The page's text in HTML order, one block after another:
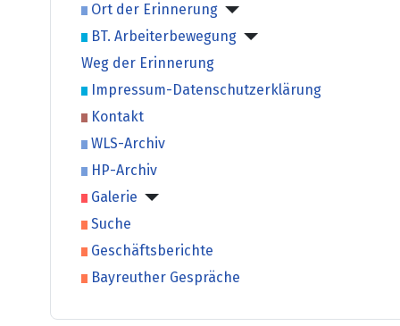
Ort der Erinnerung
BT. Arbeiterbewegung
Weg der Erinnerung
Impressum-Datenschutzerklärung
Kontakt
WLS-Archiv
HP-Archiv
Galerie
Suche
Geschäftsberichte
Bayreuther Gespräche